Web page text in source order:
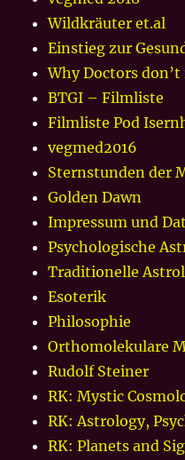
Wildkräuter et.al
Einstieg zur
Why Doctors
BTGI – Filmliste
Filmliste Pod
vegmed2016
Sternstunden der
Golden Dawn
Impressum und
Psychologische
Traditionelle
Esoterik
Philosophie
Orthomolekulare
Rudolf Steiner
RK: Mystic
RK: Astrology,
RK: Planets and